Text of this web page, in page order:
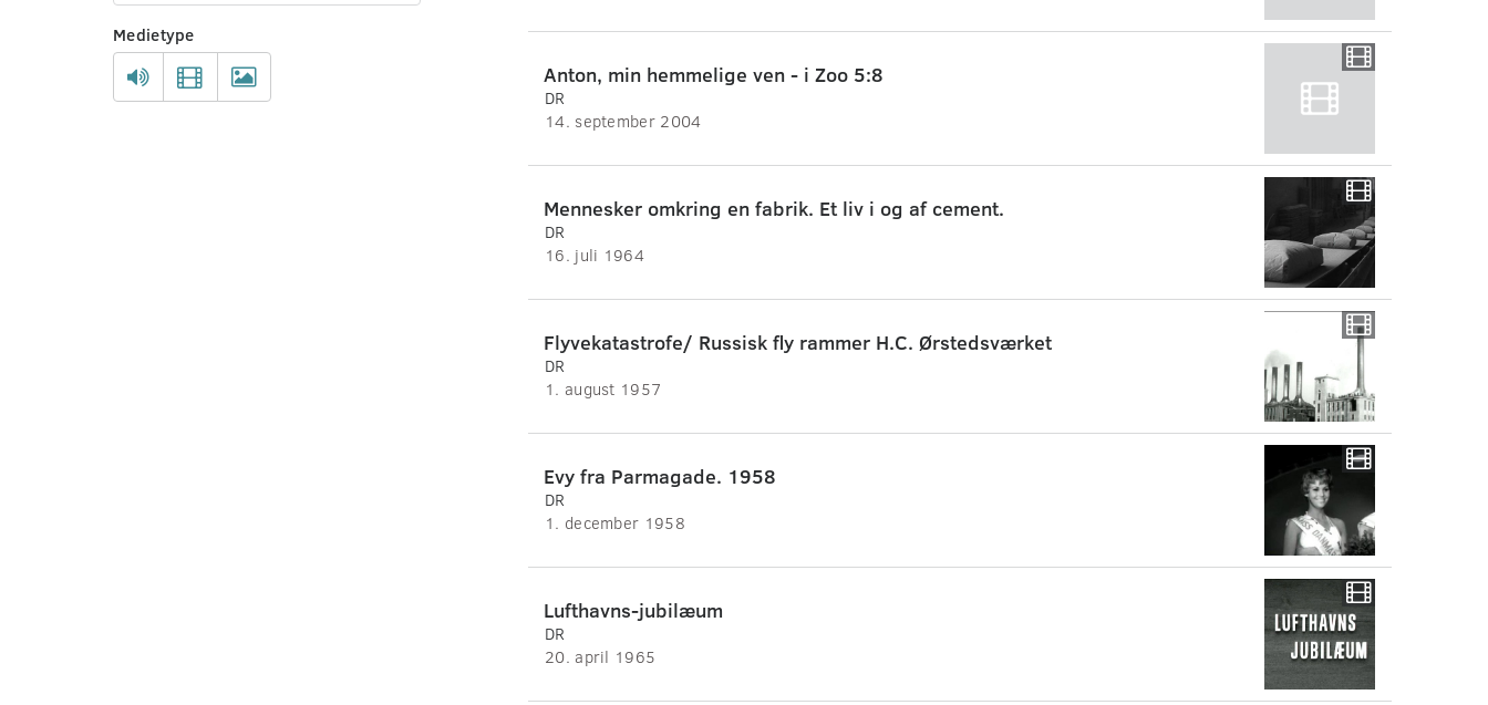
Medietype
Anton, min hemmelige ven - i Zoo 5:8
DR
14. september 2004
Mennesker omkring en fabrik. Et liv i og af cement.
DR
16. juli 1964
Flyvekatastrofe/ Russisk fly rammer H.C. Ørstedsværket
DR
1. august 1957
Evy fra Parmagade. 1958
DR
1. december 1958
Lufthavns-jubilæum
DR
20. april 1965